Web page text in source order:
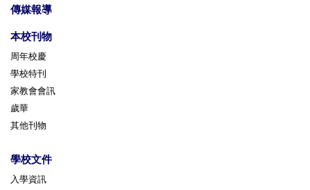
傳媒報導
本校刊物
周年校慶
學校特刊
家教會會訊
歲華
其他刊物
學校文件
入學資訊